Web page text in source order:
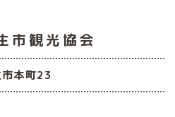
市観光協会
本町23